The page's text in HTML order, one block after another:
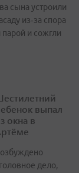
сына устроили
из‑за спора
и сожгли
выпал
окна в
дело,